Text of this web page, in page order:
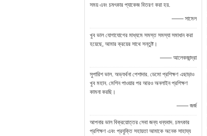
সময় এবং চমৎকার প্যাকেজ বিতরণ করা হয়.
—— সামেল
খুব ভাল যোগাযোগের মাধ্যমে সমস্ত সমস্যা সমাধান করা
হয়েছে, আমার ক্রয়ের সাথে সন্তুষ্ট।
—— আলেকজান্দ্রা
সুপারিশ ভাল. অভ্যর্থনা পেশাদার. ডেমো প্রশিক্ষণ এছাড়াও
খুব মহান. মেশিন পাওয়ার পর আরও অনলাইন প্রশিক্ষণ
কামনা করছি।
—— জর্জ
আপনার ভাল বিক্রয়োত্তর সেবা জন্য ধন্যবাদ. চমৎকার
প্রশিক্ষণ এবং প্রযুক্তি সহায়তা আমাকে অনেক সাহায্য